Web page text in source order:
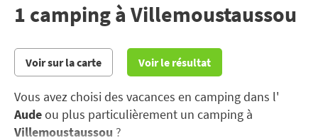
1 camping à Villemoustaussou
Voir sur la carte Voir le résultat
Vous avez choisi des vacances en camping dans l'
Audeou plus particulièrement un camping à
Villemoustaussou ?